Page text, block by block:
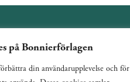
på Bonnierförlagen
din användarupplevelse och för
Vi har en bred och varierad